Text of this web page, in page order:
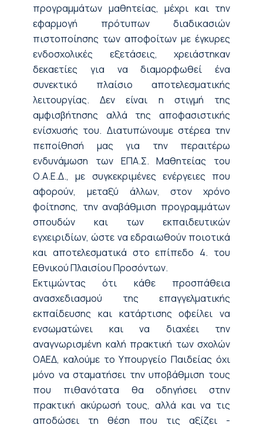
προγραμμάτων μαθητείας, μέχρι και την
εφαρμογή πρότυπων διαδικασιών
πιστοποίησης των αποφοίτων με έγκυρες
ενδοσχολικές εξετάσεις, χρειάστηκαν
δεκαετίες για να διαμορφωθεί ένα
συνεκτικό πλαίσιο αποτελεσματικής
λειτουργίας. Δεν είναι η στιγμή της
αμφισβήτησης αλλά της αποφασιστικής
ενίσχυσής του. Διατυπώνουμε στέρεα την
πεποίθησή μας για την περαιτέρω
ενδυνάμωση των ΕΠΑ.Σ. Μαθητείας του
Ο.Α.Ε.Δ., με συγκεκριμένες ενέργειες που
αφορούν, μεταξύ άλλων, στον χρόνο
φοίτησης, την αναβάθμιση προγραμμάτων
σπουδών και των εκπαιδευτικών
εγχειριδίων, ώστε να εδραιωθούν ποιοτικά
και αποτελεσματικά στο επίπεδο 4. του
Εθνικού Πλαισίου Προσόντων.
Εκτιμώντας ότι κάθε προσπάθεια
ανασχεδιασμού της επαγγελματικής
εκπαίδευσης και κατάρτισης οφείλει να
ενσωματώνει και να διαχέει την
αναγνωρισμένη καλή πρακτική των σχολών
ΟΑΕΔ, καλούμε το Υπουργείο Παιδείας όχι
μόνο να σταματήσει την υποβάθμιση τους
που πιθανότατα θα οδηγήσει στην
πρακτική ακύρωσή τους, αλλά και να τις
αποδώσει τη θέση που τις αξίζει -